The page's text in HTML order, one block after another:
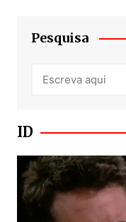
Pesquisa
ID